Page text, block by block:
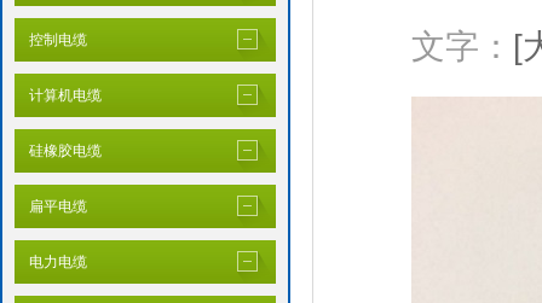
控制电缆
计算机电缆
硅橡胶电缆
扁平电缆
电力电缆
文字： [